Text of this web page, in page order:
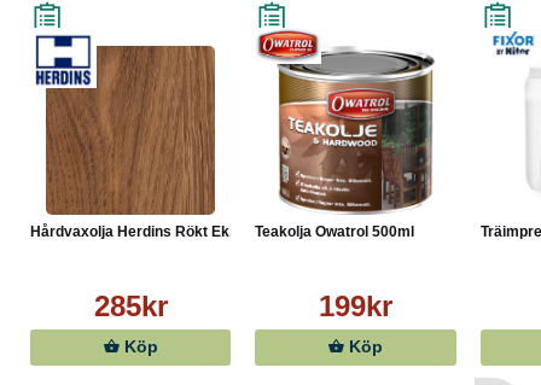
Hårdvaxolja Herdins Rökt Ek...
285kr
Köp
Teakolja Owatrol 500ml
199kr
Köp